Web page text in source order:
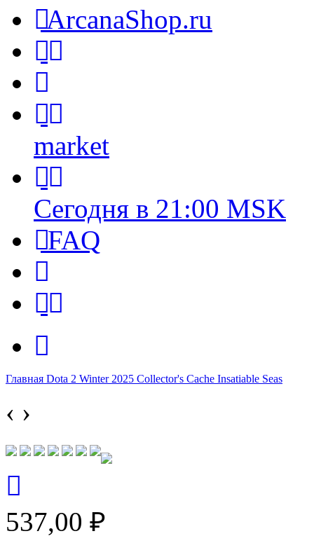
ArcanaShop.ru
market
Сегодня в 21:00 MSK
FAQ
Главная Dota 2 Winter 2025 Collector's Cache Insatiable Seas
‹ ›
537,00 ₽